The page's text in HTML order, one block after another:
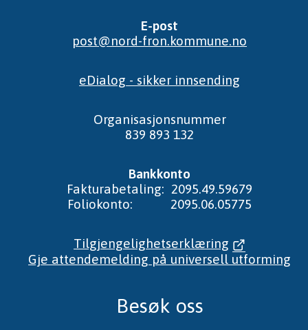
E-post
post@nord-fron.kommune.no
eDialog - sikker innsending
Organisasjonsnummer
839 893 132
Bankkonto
Fakturabetaling: 2095.49.59679
Foliokonto: 2095.06.05775
Tilgjengelighetserklæring
Gje attendemelding på universell utforming
Besøk oss